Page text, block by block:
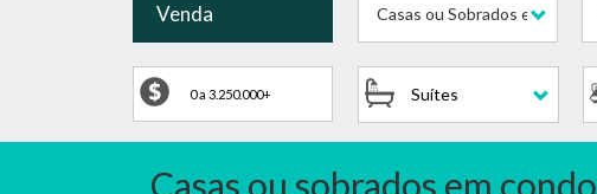
Venda Casas ou Sobrados em
Suítes
Casas ou sobrados em